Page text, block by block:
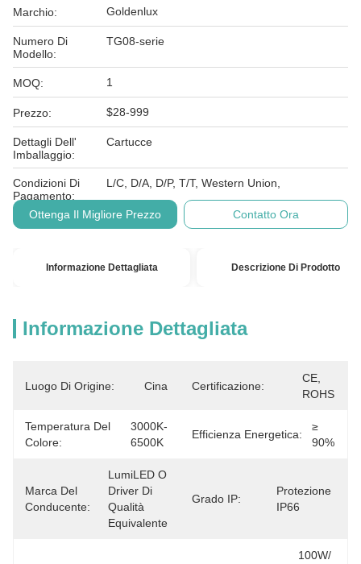
Marchio: Goldenlux
Numero Di
Modello:
TG08-serie
MOQ: 1
Prezzo: $28-999
Dettagli Dell'
Imballaggio:
Cartucce
Condizioni Di
Pagamento:
L/C, D/A, D/P, T/T, Western Union,
Ottenga Il Migliore Prezzo Contatto Ora
Informazione Dettagliata Descrizione Di Prodotto
Informazione Dettagliata
Luogo Di Origine: Cina Certificazione:
CE,
ROHS
Temperatura Del
Colore:
3000K-
6500K
Efficienza Energetica:
≥
90%
Marca Del
Conducente:
LumiLED O
Driver Di
Qualità
Equivalente
Grado IP:
Protezione
IP66
100W/